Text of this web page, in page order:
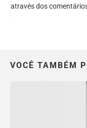
através dos
VOCÊ TAMBÉM